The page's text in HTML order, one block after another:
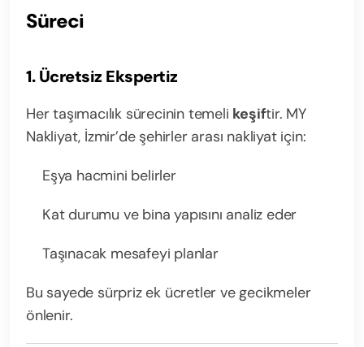
Süreci
1. Ücretsiz Ekspertiz
Her taşımacılık sürecinin temeli keşiftir. MY
Nakliyat, İzmir’de şehirler arası nakliyat için:
Eşya hacmini belirler
Kat durumu ve bina yapısını analiz eder
Taşınacak mesafeyi planlar
Bu sayede sürpriz ek ücretler ve gecikmeler
önlenir.